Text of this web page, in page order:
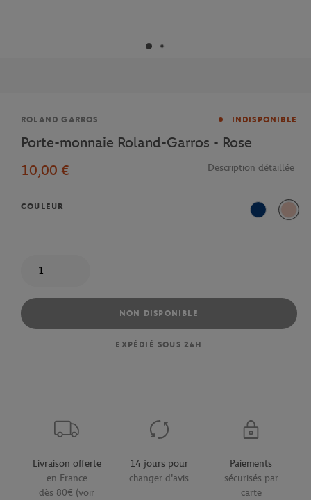
Marque
ROLAND GARROS INDISPONIBLE
Porte-monnaie Roland-Garros - Rose
10,00 €
Description détaillée
COULEUR
Bleu Rose
NON DISPONIBLE
EXPÉDIÉ SOUS 24H
Livraison offerte
en France
dès 80€ (voir
14 jours pour
changer d'avis
Paiements
sécurisés par
carte